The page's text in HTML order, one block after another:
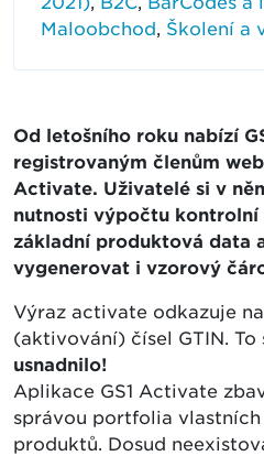
Maloobchod, Školení a
Od letošního roku nabízí
registrovaným členům
Activate. Uživatelé si v
nutnosti výpočtu kontrolní
základní produktová data
vygenerovat i vzorový
Výraz activate odkazuje
(aktivování) čísel GTIN. To
usnadnilo!
Aplikace GS1 Activate
správou portfolia
produktů. Dosud